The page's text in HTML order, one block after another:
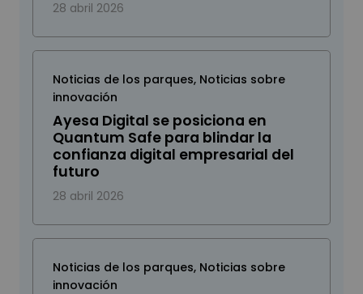
28 abril 2026
Noticias de los parques, Noticias sobre
innovación
Ayesa Digital se posiciona en
Quantum Safe para blindar la
confianza digital empresarial del
futuro
28 abril 2026
Noticias de los parques, Noticias sobre
innovación